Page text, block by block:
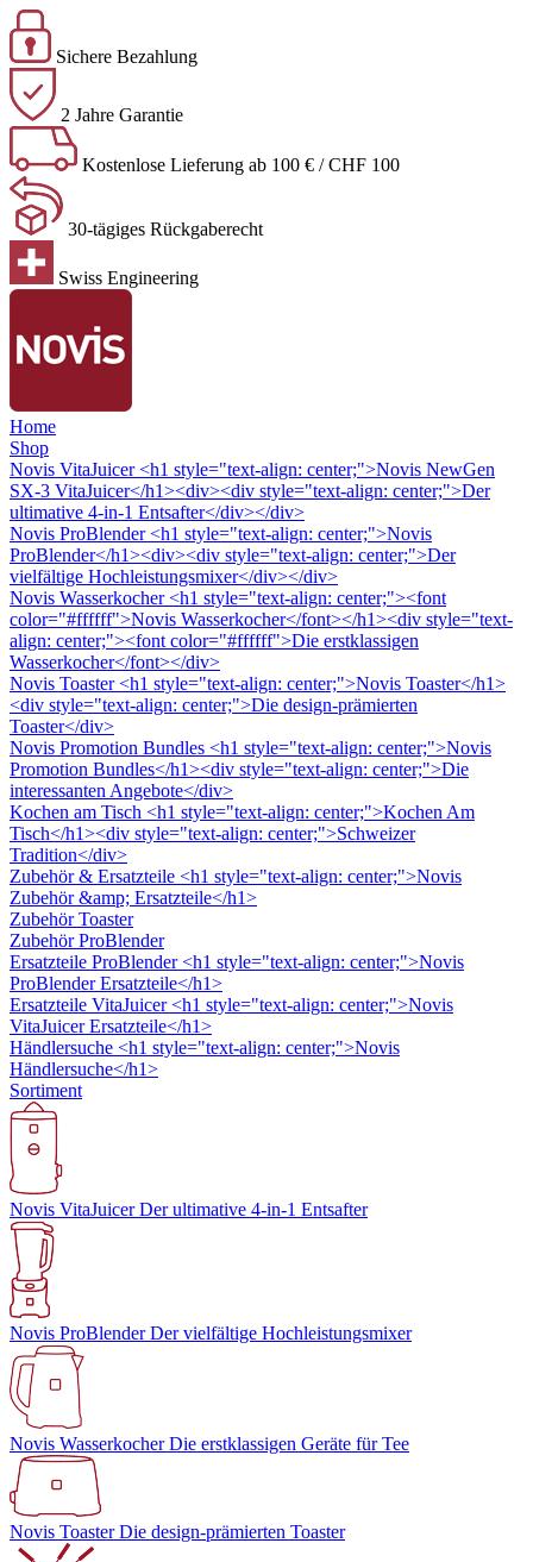
Sichere Bezahlung
2 Jahre Garantie
Kostenlose Lieferung ab 100 € / CHF 100
30-tägiges Rückgaberecht
Swiss Engineering
Home
Shop
Novis VitaJuicer <h1 style="text-align: center;">Novis NewGen
SX-3 VitaJuicer</h1><div><div style="text-align: center;">Der
ultimative 4-in-1 Entsafter</div></div>
Novis ProBlender <h1 style="text-align: center;">Novis
ProBlender</h1><div><div style="text-align: center;">Der
vielfältige Hochleistungsmixer</div></div>
Novis Wasserkocher <h1 style="text-align: center;"><font
color="#ffffff">Novis Wasserkocher</font></h1><div style="text-
align: center;"><font color="#ffffff">Die erstklassigen
Wasserkocher</font></div>
Novis Toaster <h1 style="text-align: center;">Novis Toaster</h1>
<div style="text-align: center;">Die design-prämierten
Toaster</div>
Novis Promotion Bundles <h1 style="text-align: center;">Novis
Promotion Bundles</h1><div style="text-align: center;">Die
interessanten Angebote</div>
Kochen am Tisch <h1 style="text-align: center;">Kochen Am
Tisch</h1><div style="text-align: center;">Schweizer
Tradition</div>
Zubehör & Ersatzteile <h1 style="text-align: center;">Novis
Zubehör &amp; Ersatzteile</h1>
Zubehör Toaster
Zubehör ProBlender
Ersatzteile ProBlender <h1 style="text-align: center;">Novis
ProBlender Ersatzteile</h1>
Ersatzteile VitaJuicer <h1 style="text-align: center;">Novis
VitaJuicer Ersatzteile</h1>
Händlersuche <h1 style="text-align: center;">Novis
Händlersuche</h1>
Sortiment
Novis VitaJuicerDer ultimative 4-in-1 Entsafter
Novis ProBlenderDer vielfältige Hochleistungsmixer
Novis Wasserkocher Die erstklassigen Geräte für Tee
Novis Toaster Die design-prämierten Toaster